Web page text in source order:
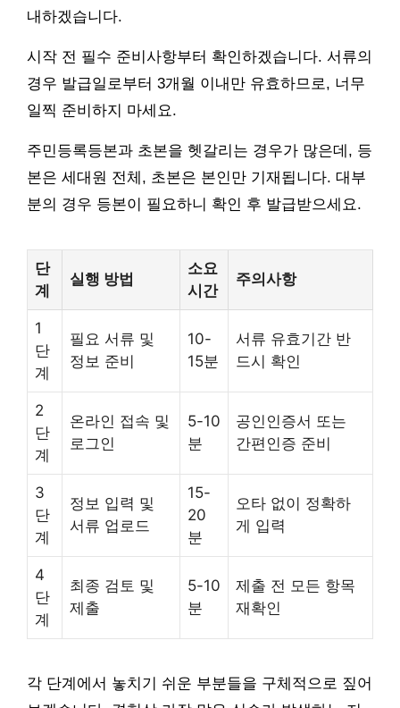
내하겠습니다.
시작 전 필수 준비사항부터 확인하겠습니다. 서류의
경우 발급일로부터 3개월 이내만 유효하므로, 너무
일찍 준비하지 마세요.
주민등록등본과 초본을 헷갈리는 경우가 많은데, 등
본은 세대원 전체, 초본은 본인만 기재됩니다. 대부
분의 경우 등본이 필요하니 확인 후 발급받으세요.
단
계
실행 방법
소요
시간
주의사항
1
단
계
필요 서류 및
정보 준비
10-
15분
서류 유효기간 반
드시 확인
2
단
계
온라인 접속 및
로그인
5-10
분
공인인증서 또는
간편인증 준비
3
단
계
정보 입력 및
서류 업로드
15-
20
분
오타 없이 정확하
게 입력
4
단
계
최종 검토 및
제출
5-10
분
제출 전 모든 항목
재확인
각 단계에서 놓치기 쉬운 부분들을 구체적으로 짚어